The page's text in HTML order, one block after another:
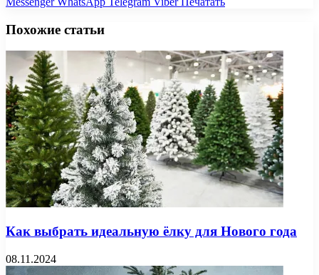
Похожие статьи
Как выбрать идеальную ёлку для Нового года
08.11.2024